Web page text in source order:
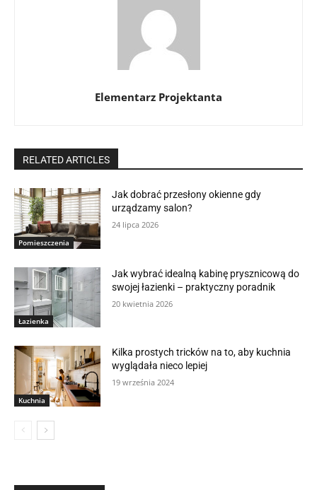
Elementarz Projektanta
RELATED ARTICLES
Pomieszczenia
Jak dobrać przesłony okienne gdy
urządzamy salon?
24 lipca 2026
Łazienka
Jak wybrać idealną kabinę prysznicową do
swojej łazienki – praktyczny poradnik
20 kwietnia 2026
Kuchnia
Kilka prostych tricków na to, aby kuchnia
wyglądała nieco lepiej
19 września 2024